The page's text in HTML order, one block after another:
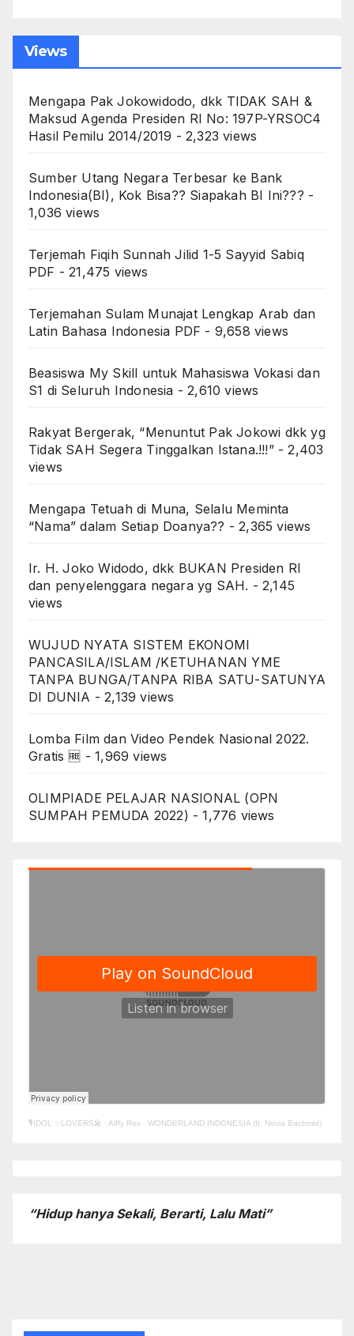
Views
Mengapa Pak Jokowidodo, dkk TIDAK SAH &
Maksud Agenda Presiden RI No: 197P-YRSOC4
Hasil Pemilu 2014/2019 - 2,323 views
Sumber Utang Negara Terbesar ke Bank
Indonesia(BI), Kok Bisa?? Siapakah BI Ini??? -
1,036 views
Terjemah Fiqih Sunnah Jilid 1-5 Sayyid Sabiq
PDF - 21,475 views
Terjemahan Sulam Munajat Lengkap Arab dan
Latin Bahasa Indonesia PDF - 9,658 views
Beasiswa My Skill untuk Mahasiswa Vokasi dan
S1 di Seluruh Indonesia - 2,610 views
Rakyat Bergerak, “Menuntut Pak Jokowi dkk yg
Tidak SAH Segera Tinggalkan Istana.!!!”- 2,403
views
Mengapa Tetuah di Muna, Selalu Meminta
“Nama” dalam Setiap Doanya?? - 2,365 views
Ir. H. Joko Widodo, dkk BUKAN Presiden RI
dan penyelenggara negara yg SAH. - 2,145
views
WUJUD NYATA SISTEM EKONOMI
PANCASILA/ISLAM /KETUHANAN YME
TANPA BUNGA/TANPA RIBA SATU-SATUNYA
DI DUNIA - 2,139 views
Lomba Film dan Video Pendek Nasional 2022.
Gratis 🆓 - 1,969 views
OLIMPIADE PELAJAR NASIONAL (OPN
SUMPAH PEMUDA 2022) - 1,776 views
🎙️IDOL ✨LOVERS🎤 · Alffy Rev - WONDERLAND INDONESIA (ft. Novia Bachmid)
“Hidup hanya Sekali, Berarti, Lalu Mati”